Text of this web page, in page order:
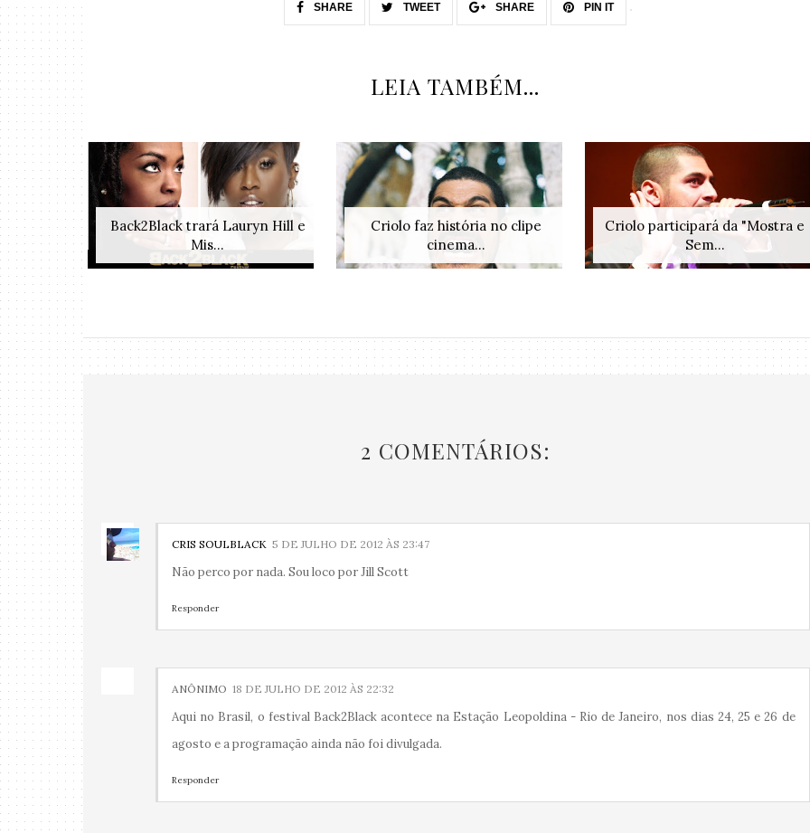
SHARE TWEET SHARE PIN IT
LEIA TAMBÉM...
Back2Black trará Lauryn Hill e
Mis...
Criolo faz história no clipe
cinema...
Criolo participará da "Mostra e
Sem...
2 COMENTÁRIOS:
CRIS SOULBLACK 5 DE JULHO DE 2012 ÀS 23:47
Não perco por nada. Sou loco por Jill Scott
Responder
ANÔNIMO 18 DE JULHO DE 2012 ÀS 22:32
Aqui no Brasil, o festival Back2Black acontece na Estação Leopoldina - Rio de Janeiro, nos dias 24, 25 e 26 de
agosto e a programação ainda não foi divulgada.
Responder